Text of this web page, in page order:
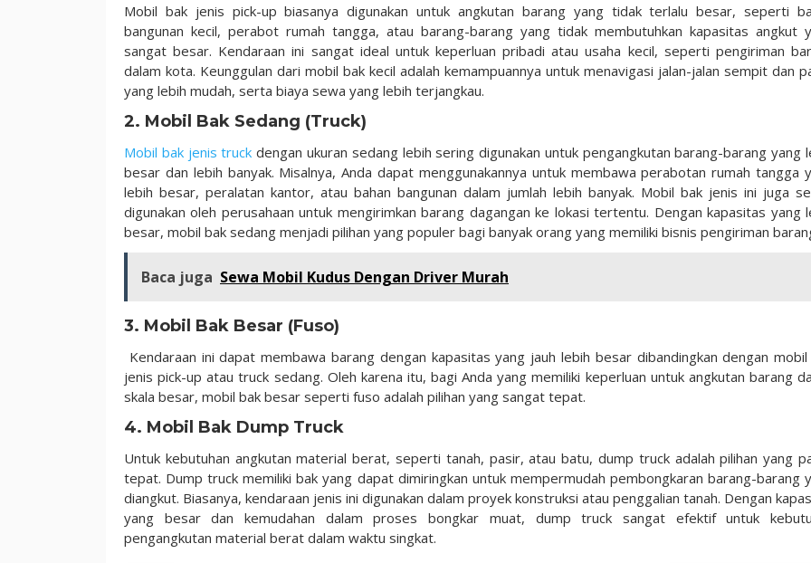
Mobil bak jenis pick-up biasanya digunakan untuk angkutan barang yang tidak terlalu besar, seperti
bangunan kecil, perabot rumah tangga, atau barang-barang yang tidak membutuhkan kapasitas angkut
sangat besar. Kendaraan ini sangat ideal untuk keperluan pribadi atau usaha kecil, seperti pengiriman
dalam kota. Keunggulan dari mobil bak kecil adalah kemampuannya untuk menavigasi jalan-jalan sempit dan
yang lebih mudah, serta biaya sewa yang lebih terjangkau.
2. Mobil Bak Sedang (Truck)
Mobil bak jenis truck dengan ukuran sedang lebih sering digunakan untuk pengangkutan barang-barang yang
besar dan lebih banyak. Misalnya, Anda dapat menggunakannya untuk membawa perabotan rumah tangga
lebih besar, peralatan kantor, atau bahan bangunan dalam jumlah lebih banyak. Mobil bak jenis ini juga
digunakan oleh perusahaan untuk mengirimkan barang dagangan ke lokasi tertentu. Dengan kapasitas yang
besar, mobil bak sedang menjadi pilihan yang populer bagi banyak orang yang memiliki bisnis pengiriman
Baca juga Sewa Mobil Kudus Dengan Driver Murah
3. Mobil Bak Besar (Fuso)
Kendaraan ini dapat membawa barang dengan kapasitas yang jauh lebih besar dibandingkan dengan
jenis pick-up atau truck sedang. Oleh karena itu, bagi Anda yang memiliki keperluan untuk angkutan barang
skala besar, mobil bak besar seperti fuso adalah pilihan yang sangat tepat.
4. Mobil Bak Dump Truck
Untuk kebutuhan angkutan material berat, seperti tanah, pasir, atau batu, dump truck adalah pilihan yang
tepat. Dump truck memiliki bak yang dapat dimiringkan untuk mempermudah pembongkaran barang-barang
diangkut. Biasanya, kendaraan jenis ini digunakan dalam proyek konstruksi atau penggalian tanah. Dengan
yang besar dan kemudahan dalam proses bongkar muat, dump truck sangat efektif untuk
pengangkutan material berat dalam waktu singkat.